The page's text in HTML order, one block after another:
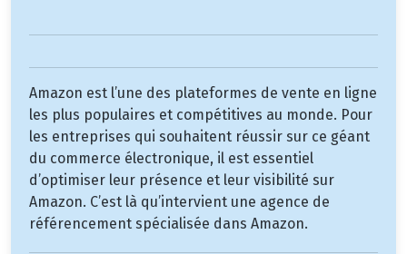
Amazon est l’une des plateformes de vente en ligne
les plus populaires et compétitives au monde. Pour
les entreprises qui souhaitent réussir sur ce géant
du commerce électronique, il est essentiel
d’optimiser leur présence et leur visibilité sur
Amazon. C’est là qu’intervient une agence de
référencement spécialisée dans Amazon.